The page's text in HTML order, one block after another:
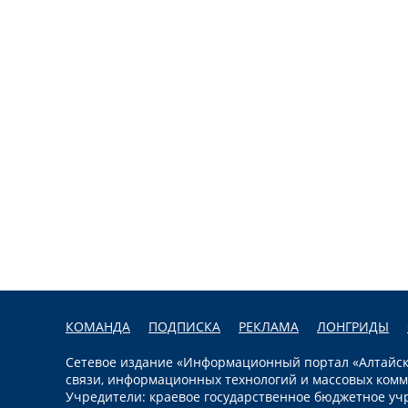
КОМАНДА ПОДПИСКА РЕКЛАМА ЛОНГРИДЫ
Сетевое издание «Информационный портал
связи, информационных технологий и массовых
Учредители: краевое государственное бюджетное